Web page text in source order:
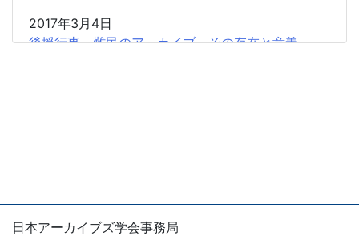
2017年3月4日
後援行事 難民のアーカイブ その存在と意義
広報協力 「NHK番組アーカイブス学術利用トライ
日本アーカイブズ学会事務局